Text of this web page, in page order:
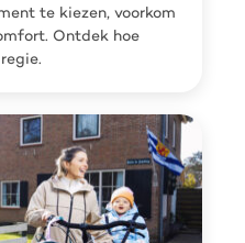
te kiezen, voorkom
Ontdek hoe